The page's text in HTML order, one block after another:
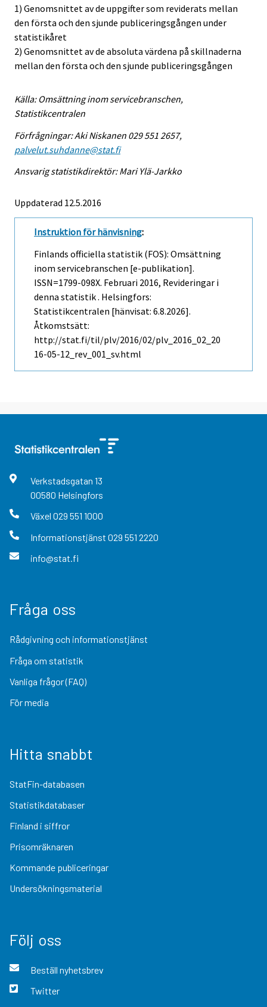
1) Genomsnittet av de uppgifter som reviderats mellan
den första och den sjunde publiceringsgången under
statistikåret
2) Genomsnittet av de absoluta värdena på skillnaderna
mellan den första och den sjunde publiceringsgången
Källa: Omsättning inom servicebranschen,
Statistikcentralen
Förfrågningar: Aki Niskanen 029 551 2657,
palvelut.suhdanne@stat.fi
Ansvarig statistikdirektör: Mari Ylä-Jarkko
Uppdaterad 12.5.2016
Instruktion för hänvisning:
Finlands officiella statistik (FOS): Omsättning
inom servicebranschen [e-publikation].
ISSN=1799-098X. Februari 2016, Revideringar i
denna statistik . Helsingfors:
Statistikcentralen [hänvisat: 6.8.2026].
Åtkomstsätt:
http://stat.fi/til/plv/2016/02/plv_2016_02_20
16-05-12_rev_001_sv.html
Verkstadsgatan 13
00580 Helsingfors
Växel 029 551 1000
Informationstjänst 029 551 2220
info@stat.fi
Fråga oss
Rådgivning och informationstjänst
Fråga om statistik
Vanliga frågor (FAQ)
För media
Hitta snabbt
StatFin-databasen
Statistikdatabaser
Finland i siffror
Prisomräknaren
Kommande publiceringar
Undersökningsmaterial
Följ oss
Beställ nyhetsbrev
Twitter